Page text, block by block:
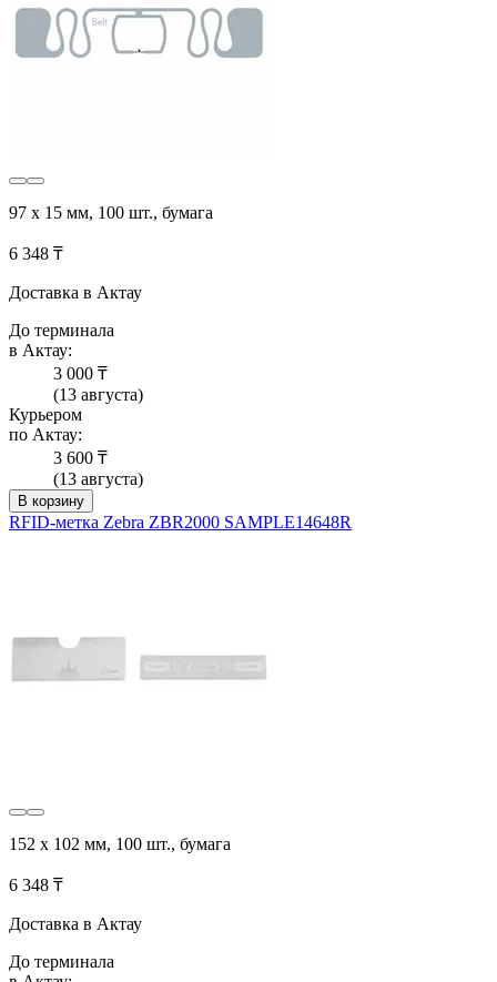
97 x 15 мм, 100 шт., бумага
6 348 ₸
Доставка в Актау
До терминала
в Актау:
3 000 ₸
(13 августа)
Курьером
по Актау:
3 600 ₸
(13 августа)
В корзину
RFID-метка Zebra ZBR2000 SAMPLE14648R
152 x 102 мм, 100 шт., бумага
6 348 ₸
Доставка в Актау
До терминала